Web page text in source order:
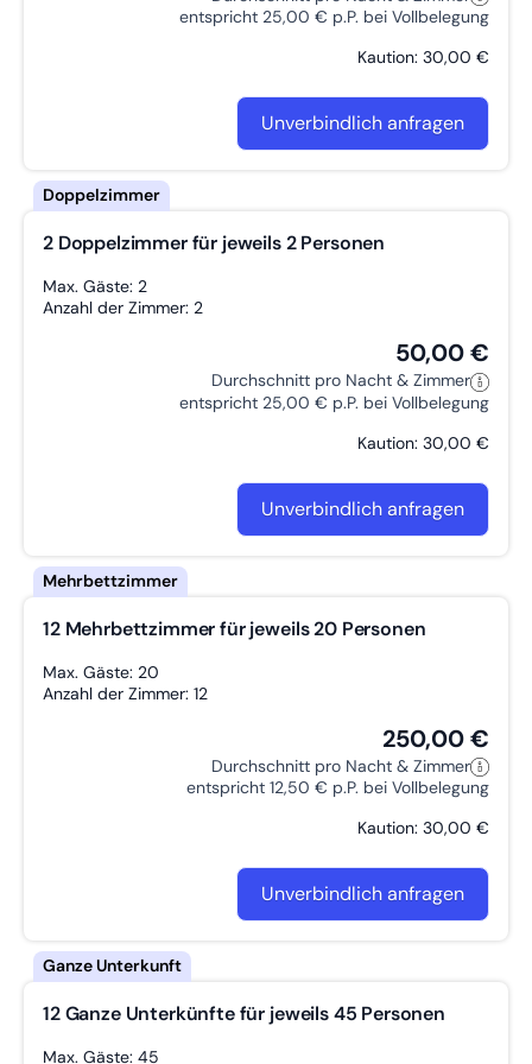
entspricht 25,00 € p.P. bei Vollbelegung
Kaution: 30,00 €
Unverbindlich anfragen
2 Doppelzimmer für jeweils 2 Personen
Max. Gäste: 2
Anzahl der Zimmer: 2
50,00 €
Durchschnitt pro Nacht & Zimmer
entspricht 25,00 € p.P. bei Vollbelegung
Kaution: 30,00 €
Unverbindlich anfragen
12 Mehrbettzimmer für jeweils 20 Personen
Max. Gäste: 20
Anzahl der Zimmer: 12
250,00 €
Durchschnitt pro Nacht & Zimmer
entspricht 12,50 € p.P. bei Vollbelegung
Kaution: 30,00 €
Unverbindlich anfragen
12 Ganze Unterkünfte für jeweils 45 Personen
Max. Gäste: 45